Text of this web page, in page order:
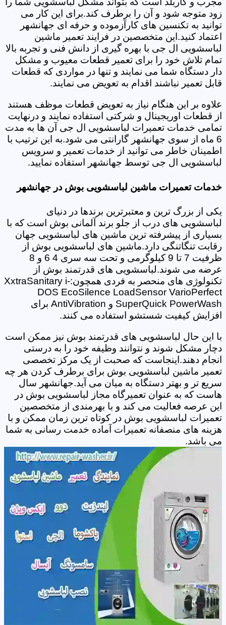
زود متوجه شود و آن را برطرف کند.برای این کار می
توانید به تکنسین های کارآزموده و حرفه ای جهانشهر
اعتماد کنید.این متخصصین در فرایند تعمیر ماشین
لباسشویی ال جی با بهره گیری از دانش فنی و تجربه بالا
تمام تلاش خود را برای تعمیر قطعات معیوب و مشکل
دار دستگاه شما می نمایند و تنها در مواردی که قطعات
قابل تعمیر نباشند اقدام به تعویض می نمایند.
علاوه بر این هنگام نیاز به تعویض قطعات موظف هستند
از قطعات اوریجینال و شرکتی استفاده نمایند و درنهایت
تمامی خدمات تعمیرات لباسشویی ال جی آن ها به مدت
6 ماه از سوی جهانشهر گارانتی می شود.به این ترتیب با
اطمینان خاطر می توانید از خدمات تعمیر و سرویس
لباسشویی ال جی توسط جهانشهر استفاده نمایید.
خدمات تعمیرات ماشین لباسشویی بوش در جهانشهر
یکی از بزرگ ترین و معتبرترین برندها در دنیای
لباسشویی های درب از جلو برند آلمانی بوش است که با
بسیاری از پیشرفته ترین ماشین های لباسشویی جهان
رقابت تنگاتنگی دارد.ماشین های لباسشویی بوش از
ظرفیت 7 تا 9 کیلوگرمی و تحت سه سری 4 6 و 8
عرضه می شوند.لباسشویی های قدرتمند بوش از
تکنولوژی های منحصر به فردی همچون:XxtraSanitary i-
DOS EcoSilence LoadSensor VarioPerfect
SuperQuick PowerWash و AntiVibration برای
افزایش کیفیت شستشو استفاده می کنند.
با این حال لباسشویی های قدرتمند بوش نیز ممکن است
دچار مشکل شوند و نتوانند وظیفه خود را به درستی
انجام دهند.اینجاست که صحبت از یک مرکز تخصصی
تعمیر ماشین لباسشویی بوش برای برطرف کردن هر چه
سریع تر و بهتر دستگاه به میان می آید.جهانشهر سال
هاست که به عنوان تعمیرگاه مجاز لباسشویی بوش در
این عرصه فعالیت می کند و با بهرمندی از متخصصین
تعمیرات لباسشویی بوش در کوتاه ترین زمان ممکن و با
هزینه های منصفانه تعمیرات آماده خدمت رسانی به شما
می باشد.